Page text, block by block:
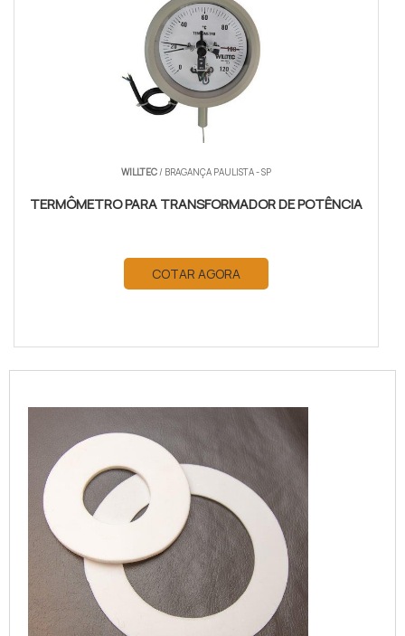
WILLTEC/ BRAGANÇA PAULISTA - SP
TERMÔMETRO PARA TRANSFORMADOR DE POTÊNCIA
COTAR AGORA